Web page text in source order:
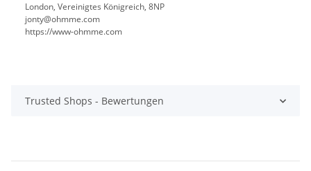
London, Vereinigtes Königreich, 8NP
jonty@ohmme.com
https://www-ohmme.com
Trusted Shops - Bewertungen